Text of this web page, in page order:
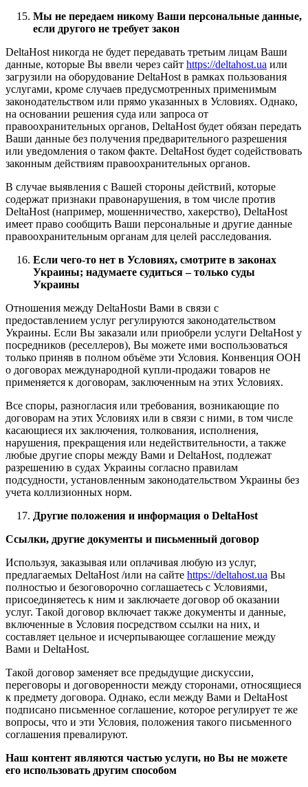
Мы не передаем никому Ваши персональные данные,
если другого не требует закон
DeltaHost никогда не будет передавать третьим лицам Ваши
данные, которые Вы ввели через сайт https://deltahost.ua или
загрузили на оборудование DeltaHost в рамках пользования
услугами, кроме случаев предусмотренных применимым
законодательством или прямо указанных в Условиях. Однако,
на основании решения суда или запроса от
правоохранительных органов, DeltaHost будет обязан передать
Ваши данные без получения предварительного разрешения
или уведомления о таком факте. DeltaHost будет содействовать
законным действиям правоохранительных органов.
В случае выявления с Вашей стороны действий, которые
содержат признаки правонарушения, в том числе против
DeltaHost (например, мошенничество, хакерство), DeltaHost
имеет право сообщить Ваши персональные и другие данные
правоохранительным органам для целей расследования.
Если чего-то нет в Условиях, смотрите в законах
Украины; надумаете судиться – только суды
Украины
Отношения между DeltaHostи Вами в связи с
предоставлением услуг регулируются законодательством
Украины. Если Вы заказали или приобрели услуги DeltaHost у
посредников (реселлеров), Вы можете ими воспользоваться
только приняв в полном объёме эти Условия. Конвенция ООН
о договорах международной купли-продажи товаров не
применяется к договорам, заключенным на этих Условиях.
Все споры, разногласия или требования, возникающие по
договорам на этих Условиях или в связи с ними, в том числе
касающиеся их заключения, толкования, исполнения,
нарушения, прекращения или недействительности, а также
любые другие споры между Вами и DeltaHost, подлежат
разрешению в судах Украины согласно правилам
подсудности, установленным законодательством Украины без
учета коллизионных норм.
Другие положения и информация о DeltaHost
Ссылки, другие документы и письменный договор
Используя, заказывая или оплачивая любую из услуг,
предлагаемых DeltaHost /или на сайте https://deltahost.ua Вы
полностью и безоговорочно соглашаетесь с Условиями,
присоединяетесь к ним и заключаете договор об оказании
услуг. Такой договор включает также документы и данные,
включенные в Условия посредством ссылки на них, и
составляет цельное и исчерпывающее соглашение между
Вами и DeltaHost.
Такой договор заменяет все предыдущие дискуссии,
переговоры и договоренности между сторонами, относящиеся
к предмету договора. Однако, если между Вами и DeltaHost
подписано письменное соглашение, которое регулирует те же
вопросы, что и эти Условия, положения такого письменного
соглашения превалируют.
Наш контент являются частью услуги, но Вы не можете
его использовать другим способом